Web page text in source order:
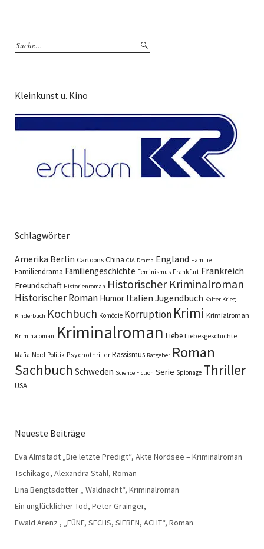
Kleinkunst u. Kino
Schlagwörter
Amerika Berlin Cartoons China CIA Drama England Familie
Familiendrama Familiengeschichte Feminismus Frankfurt Frankreich
Freundschaft Historienroman Historischer Kriminalroman
Historischer Roman Humor Italien Jugendbuch Kalter Krieg
Kinderbuch Kochbuch Komödie Korruption Krimi Krimialroman
Kriminaloman Kriminalroman Liebe Liebesgeschichte
Mafia Mord Politik Psychothriller Rassismus Ratgeber Roman
Sachbuch Schweden Science Fiction Serie Spionage Thriller
USA
Neueste Beiträge
Eva Almstädt „Die letzte Predigt“, Akte Nordsee – Kriminalroman
Tschikago, Alexandra Stahl, Roman
Lina Bengtsdotter „ Waldnacht“, Kriminalroman
Ein unglücklicher Tod, Peter Grainger,
Ewald Arenz , „FÜNF, SECHS, SIEBEN, ACHT“, Roman